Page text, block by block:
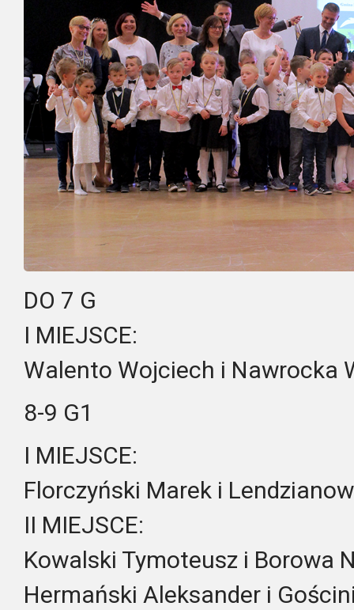
DO 7 G
I MIEJSCE:
Walento Wojciech i Nawrocka
8-9 G1
I MIEJSCE:
Florczyński Marek i
II MIEJSCE:
Kowalski Tymoteusz i Borowa
Hermański Aleksander i